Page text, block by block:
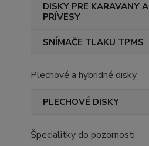
DISKY PRE KARAVANY A
PRÍVESY
SNÍMAČE TLAKU TPMS
Plechové a hybridné disky
PLECHOVÉ DISKY
Špecialitky do pozornosti